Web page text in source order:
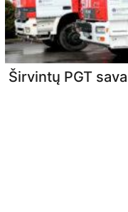
Širvintų PGT